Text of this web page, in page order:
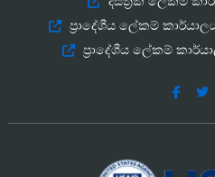
ප්‍රාදේශීය ලේකම්
ප්‍රාදේශීය ලේකම්